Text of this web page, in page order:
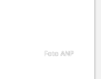
Foto ANP